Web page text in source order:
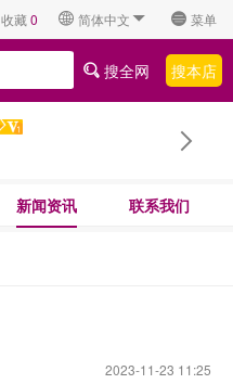
收藏0 简体中文 菜单
搜全网 搜本店
新闻资讯 联系我们
2023-11-23 11:25